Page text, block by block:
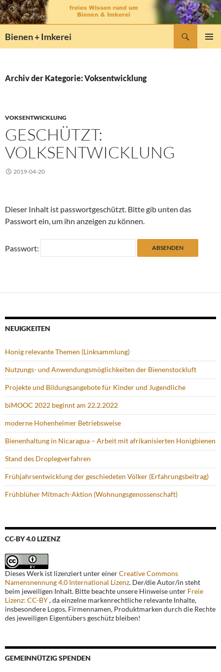
Zum
Inhalt
Bienen + Imkerei
Archiv der Kategorie: Voksentwicklung
VOKSENTWICKLUNG
GESCHÜTZT:
VOLKSENTWICKLUNG
2019-04-20
Dieser Inhalt ist passwortgeschützt. Bitte gib unten das
Passwort ein, um ihn anzeigen zu können.
Passwort:
NEUIGKEITEN
Honig relevante Themen (Linksammlung)
Nutzungs- und Anwendungsmöglichkeiten der Bienenstockluft
Projekte und Bildungsangebote für Kinder und Jugendliche
biMOOC 2022 beginnt am 22.2.2022
moderne Hohenheimer Betriebsweise
Bienenhaltung in Nicaragua – Arbeit mit afrikanisierten Honigbienen
Stand des Droplegverfahren
Frühjahrsentwicklung der geschiedeten Völker (Erfahrungsbeitrag)
Frühblüher Mitmach-Aktion (Wohnungsgenossenschaft)
CC-BY 4.0 LIZENZ
Dieses Werk ist lizenziert unter einerCreative Commons
Namensnennung 4.0 International Lizenz. Der/die Autor/in steht
beim jeweiligen Inhalt. Bitte beachte unsere Hinweise unter Freie
Lizenz: CC-BY, da einzelne markenrechtliche relevante Inhalte,
insbesondere Logos, Firmennamen, Produktmarken durch die Rechte
des jeweiligen Eigentübers geschütz bleiben!
GEMEINNÜTZIG SPENDEN